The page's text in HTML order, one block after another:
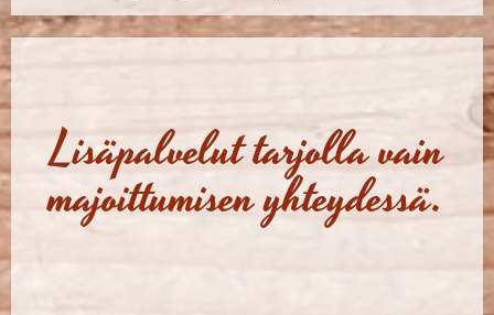
Lisäpalvelut tarjolla vain
majoittumisen yhteydessä.